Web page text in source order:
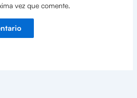
vez que comente.